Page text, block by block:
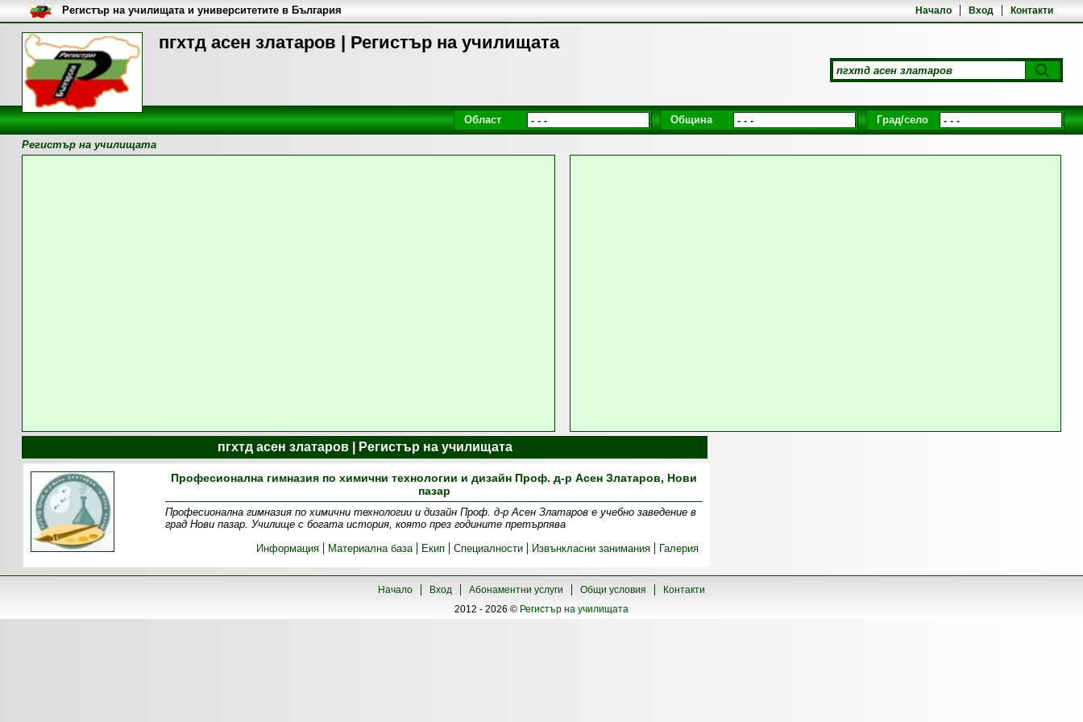
пгхтд асен златаров | Регистър на училищата
Начало Вход Контакти
Регистър на училищата и университетите в България
Област Община Град/село
Регистър на училищата
пгхтд асен златаров | Регистър на училищата
Професионална гимназия по химични технологии и дизайн Проф. д-р Асен Златаров, Нови
пазар
Професионална гимназия по химични технологии и дизайн Проф. д-р Асен Златаров е учебно заведение в
град Нови пазар. Училище с богата история, която през годините претърпява
Информация
Материална база Екип Специалности Извънкласни занимания Галерия
Начало Вход Абонаментни услуги Общи условия
Контакти
2012 - 2026 © Регистър на училищата